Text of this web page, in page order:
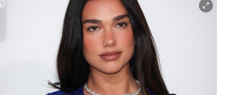
Untermenü
Copyright-Hinweis öffnen/schließen